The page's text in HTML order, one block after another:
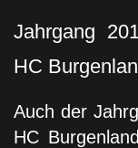
Jahrgang
HC
Auch der
HC Burgenland